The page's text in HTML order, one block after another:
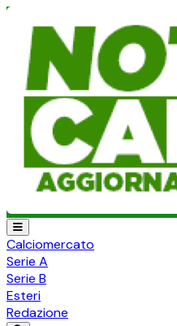
Calciomercato
Serie A
Serie B
Esteri
Redazione